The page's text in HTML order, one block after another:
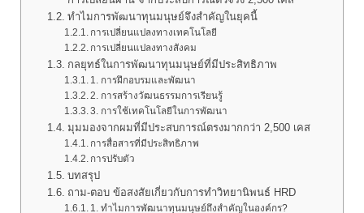
ทำไมการพัฒนาทุนมนุษย์จึงสำคัญในยุคนี้
การเปลี่ยนแปลงทางเทคโนโลยี
การเปลี่ยนแปลงทางสังคม
กลยุทธ์ในการพัฒนาทุนมนุษย์ที่มีประสิทธิภาพ
1. การฝึกอบรมและพัฒนา
2. การสร้างวัฒนธรรมการเรียนรู้
3. การใช้เทคโนโลยีในการพัฒนา
มุมมองจากผมที่มีประสบการณ์ตรงมากกว่า 2,500 เคส
การสื่อสารที่มีประสิทธิภาพ
การปรับตัว
บทสรุป
ถาม-ตอบ ข้อสงสัยเกี่ยวกับการทำวิทยานิพนธ์ HRD
1. ทำไมการพัฒนาทุนมนุษย์ถึงสำคัญในองค์กร?